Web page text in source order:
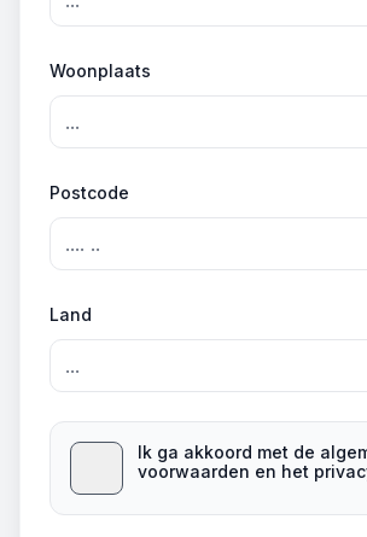
Woonplaats
Postcode
Land
Ik ga akkoord met de
voorwaarden en het